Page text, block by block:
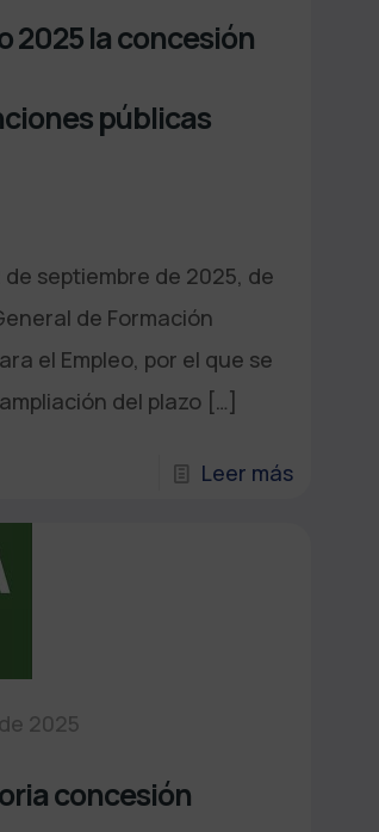
2025 la concesión
públicas
de septiembre de 2025, de
de Formación
el Empleo, por el que se
del plazo[…]
Leer más
2025
concesión